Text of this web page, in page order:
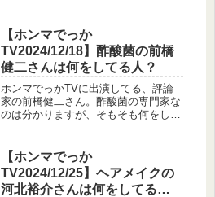
た。本田朋美は料理研究家本田朋美は
料理研究家です。韓国料理の研究科と
して...
【ホンマでっか
TV2024/12/18】酢酸菌の前橋
健二さんは何をしてる人？
ホンマでっかTVに出演してる、評論
家の前橋健二さん。酢酸菌の専門家な
のは分かりますが、そもそも何をして
大学の教授です。調味食品科学研究室
に所属し調味料の研究をしています。
書...
【ホンマでっか
TV2024/12/25】ヘアメイクの
河北裕介さんは何をしてる